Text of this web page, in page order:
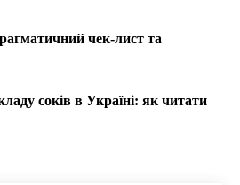
чек-лист та
соків в Україні: як читати